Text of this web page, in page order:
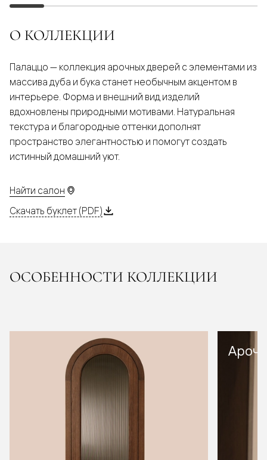
О КОЛЛЕКЦИИ
Палаццо — коллекция арочных дверей с элементами из
массива дуба и бука станет необычным акцентом в
интерьере. Форма и внешний вид изделий
вдохновлены природными мотивами. Натуральная
текстура и благородные оттенки дополнят
пространство элегантностью и помогут создать
истинный домашний уют.
Найти салон
Скачать буклет (PDF)
ОСОБЕННОСТИ КОЛЛЕКЦИИ